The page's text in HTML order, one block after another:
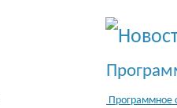
Программное